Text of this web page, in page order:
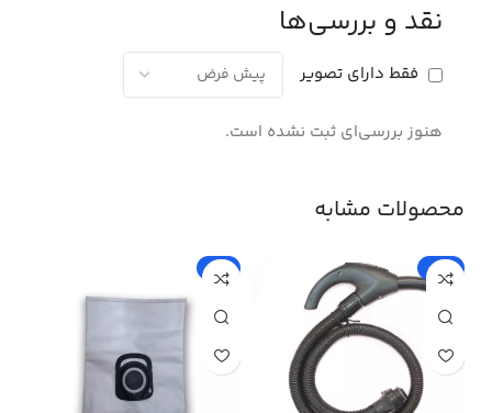
نقد و بررسی‌ها
فقط دارای تصویر
هنوز بررسی‌ای ثبت نشده است.
محصولات مشابه
-15%
-5%